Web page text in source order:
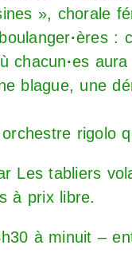
», chorale
·ères :
chacun·es aura
blague, une
rigolo
Les tabliers
à prix libre.
à minuit –